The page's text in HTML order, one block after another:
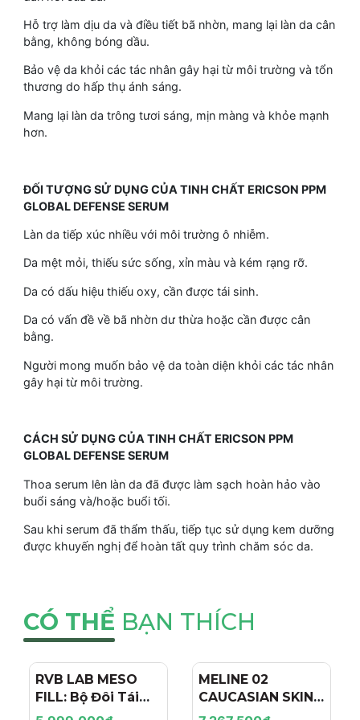
Hỗ trợ làm dịu da và điều tiết bã nhờn, mang lại làn da cân
bằng, không bóng dầu.
Bảo vệ da khỏi các tác nhân gây hại từ môi trường và tổn
thương do hấp thụ ánh sáng.
Mang lại làn da trông tươi sáng, mịn màng và khỏe mạnh
hơn.
ĐỐI TƯỢNG SỬ DỤNG CỦA TINH CHẤT ERICSON PPM
GLOBAL DEFENSE SERUM
Làn da tiếp xúc nhiều với môi trường ô nhiễm.
Da mệt mỏi, thiếu sức sống, xỉn màu và kém rạng rỡ.
Da có dấu hiệu thiếu oxy, cần được tái sinh.
Da có vấn đề về bã nhờn dư thừa hoặc cần được cân
bằng.
Người mong muốn bảo vệ da toàn diện khỏi các tác nhân
gây hại từ môi trường.
CÁCH SỬ DỤNG CỦA TINH CHẤT ERICSON PPM
GLOBAL DEFENSE SERUM
Thoa serum lên làn da đã được làm sạch hoàn hảo vào
buổi sáng và/hoặc buổi tối.
Sau khi serum đã thẩm thấu, tiếp tục sử dụng kem dưỡng
được khuyến nghị để hoàn tất quy trình chăm sóc da.
CÓ THỂ BẠN THÍCH
- 4%
RVB LAB MESO
FILL: Bộ Đôi Tái
Tạo & Nâng Cơ
MELINE 02
CAUCASIAN SKIN
DAY/NIGHT / BỘ